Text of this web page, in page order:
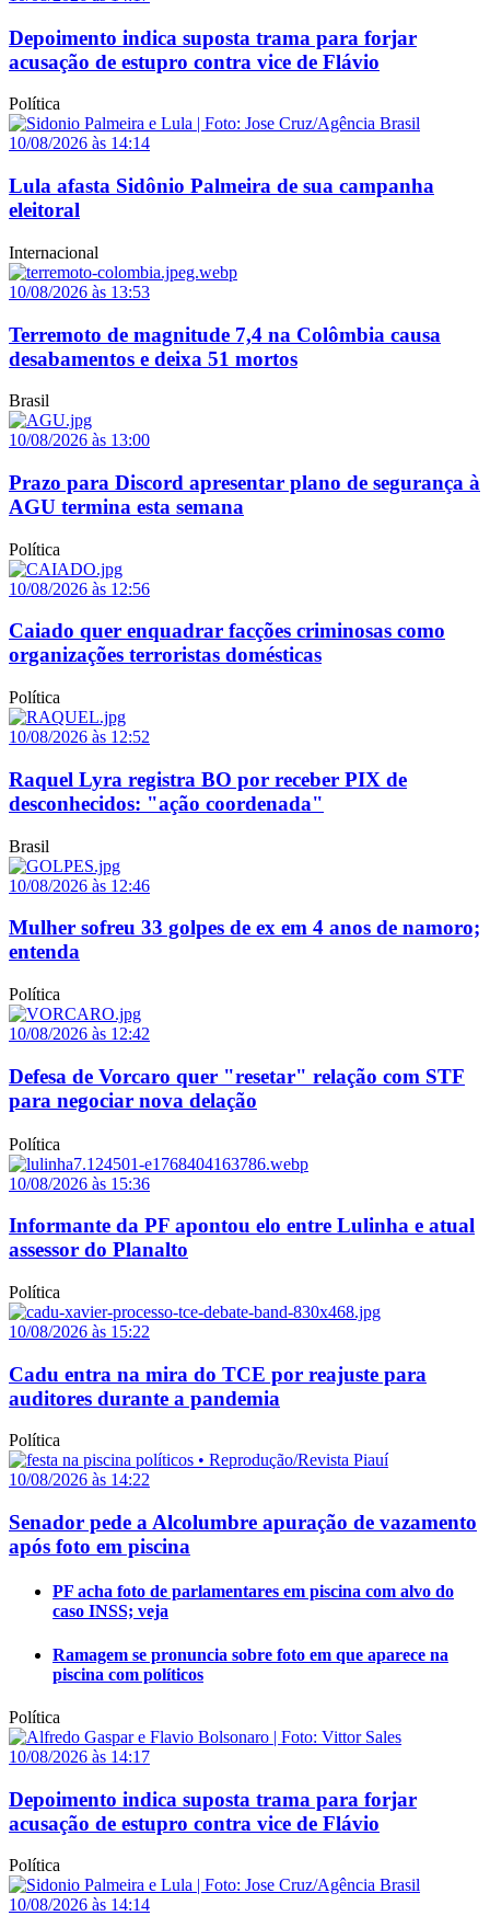
Depoimento indica suposta trama para forjar
acusação de estupro contra vice de Flávio
Política
10/08/2026 às 14:14
Lula afasta Sidônio Palmeira de sua campanha
eleitoral
Internacional
10/08/2026 às 13:53
Terremoto de magnitude 7,4 na Colômbia causa
desabamentos e deixa 51 mortos
Brasil
10/08/2026 às 13:00
Prazo para Discord apresentar plano de segurança à
AGU termina esta semana
Política
10/08/2026 às 12:56
Caiado quer enquadrar facções criminosas como
organizações terroristas domésticas
Política
10/08/2026 às 12:52
Raquel Lyra registra BO por receber PIX de
desconhecidos: "ação coordenada"
Brasil
10/08/2026 às 12:46
Mulher sofreu 33 golpes de ex em 4 anos de namoro;
entenda
Política
10/08/2026 às 12:42
Defesa de Vorcaro quer "resetar" relação com STF
para negociar nova delação
Política
10/08/2026 às 15:36
Informante da PF apontou elo entre Lulinha e atual
assessor do Planalto
Política
10/08/2026 às 15:22
Cadu entra na mira do TCE por reajuste para
auditores durante a pandemia
Política
10/08/2026 às 14:22
Senador pede a Alcolumbre apuração de vazamento
após foto em piscina
PF acha foto de parlamentares em piscina com alvo do
caso INSS; veja
Ramagem se pronuncia sobre foto em que aparece na
piscina com políticos
Política
10/08/2026 às 14:17
Depoimento indica suposta trama para forjar
acusação de estupro contra vice de Flávio
Política
10/08/2026 às 14:14